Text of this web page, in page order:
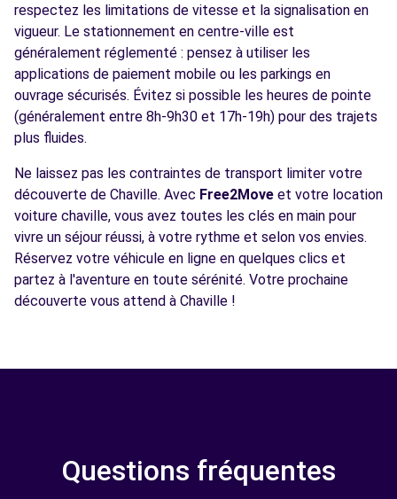
respectez les limitations de vitesse et la signalisation en
vigueur. Le stationnement en centre-ville est
généralement réglementé : pensez à utiliser les
applications de paiement mobile ou les parkings en
ouvrage sécurisés. Évitez si possible les heures de pointe
(généralement entre 8h-9h30 et 17h-19h) pour des trajets
plus fluides.
Ne laissez pas les contraintes de transport limiter votre
découverte de Chaville. Avec Free2Move et votre location
voiture chaville, vous avez toutes les clés en main pour
vivre un séjour réussi, à votre rythme et selon vos envies.
Réservez votre véhicule en ligne en quelques clics et
partez à l'aventure en toute sérénité. Votre prochaine
découverte vous attend à Chaville !
Questions fréquentes